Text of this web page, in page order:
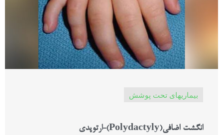
بیماریهای تحت پوشش
انگشت اضافی(Polydactyly)-ارتوپدی